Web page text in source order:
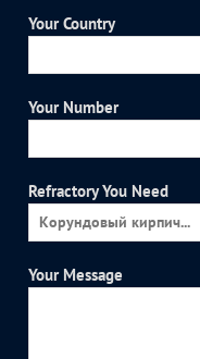
Your Country
Your Number
Refractory You Need
Your Message